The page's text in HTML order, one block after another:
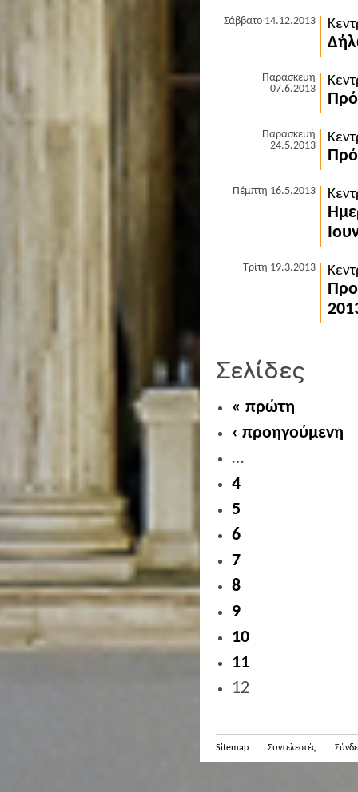
Σάββατο 14.12.2013
Παρασκευή
07.6.2013
Παρασκευή
24.5.2013
Πέμπτη 16.5.2013
Τρίτη 19.3.2013
Σελίδες
« πρώτη
‹ προηγούμενη
…
4
5
6
7
8
9
10
11
12
Sitemap Συντελεστές